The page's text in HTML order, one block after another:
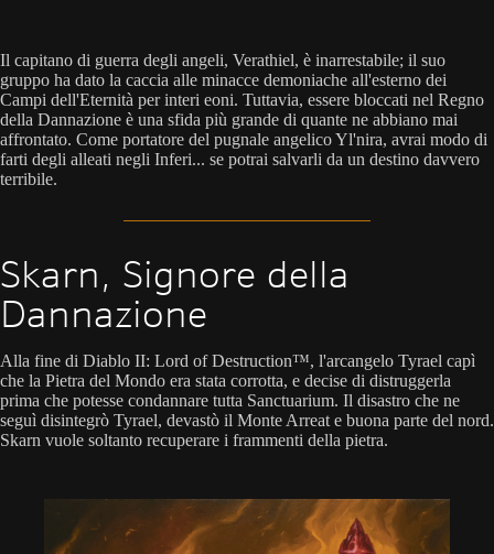
Il capitano di guerra degli angeli, Verathiel, è inarrestabile; il suo
gruppo ha dato la caccia alle minacce demoniache all'esterno dei
Campi dell'Eternità per interi eoni. Tuttavia, essere bloccati nel Regno
della Dannazione è una sfida più grande di quante ne abbiano mai
affrontato. Come portatore del pugnale angelico Yl'nira, avrai modo di
farti degli alleati negli Inferi... se potrai salvarli da un destino davvero
terribile.
Skarn, Signore della
Dannazione
Alla fine di Diablo II: Lord of Destruction™, l'arcangelo Tyrael capì
che la Pietra del Mondo era stata corrotta, e decise di distruggerla
prima che potesse condannare tutta Sanctuarium. Il disastro che ne
seguì disintegrò Tyrael, devastò il Monte Arreat e buona parte del nord.
Skarn vuole soltanto recuperare i frammenti della pietra.